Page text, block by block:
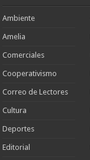
Ambiente
Amelia
Comerciales
Cooperativismo
Correo de Lectores
Cultura
Deportes
Editorial